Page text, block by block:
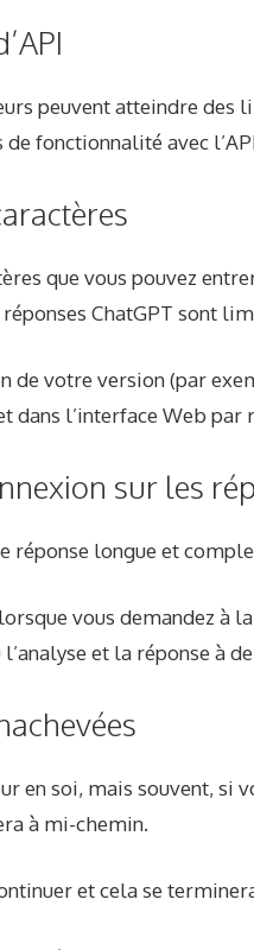
peuvent atteindre des
fonctionnalité avec
que vous pouvez
ChatGPT sont
de votre version (par
dans l’interface Web par
sur les
réponse longue et
vous demandez à
et la réponse à
en soi, mais souvent, si
à mi-chemin.
et cela se